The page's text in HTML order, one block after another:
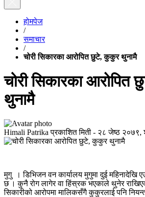
होमपेज
/
समाचार
/
चोरी सिकारका आरोपित छुटे, कुकुर थुनामै
चोरी सिकारका
थुनामै
Himali Patrika प्रकाशित मिती - २८ जेष्ठ २०७९,
मुगु । डिभिजन वन कार्यालय मुगुमा दुई महिनादेखि
छ । कुनै रोग लागेर वा हिंस्रक भएकाले थुनेर
सिकारीको आरोपमा मालिकसँगै कुकुरलाई पनि